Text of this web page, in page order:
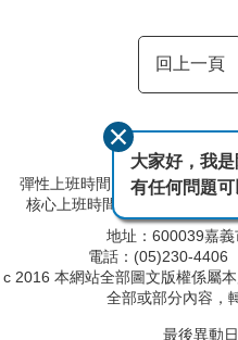
回上一頁
彈性上班時間：
核心上班時間：星期一 ~ 星期
地址：600039嘉
電話：(05)230-
c 2016 本網站全部圖文版權係屬
全部或部分內容，
最後異動
大家好，我
有任何問題